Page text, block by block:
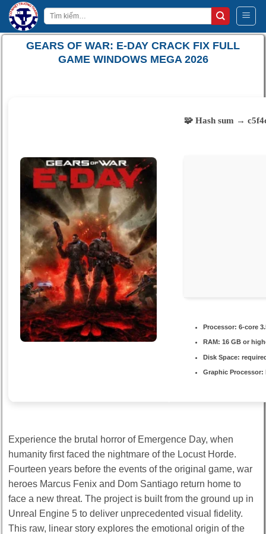
Bỏ
qua
nội
Tìm
kiếm:
GEARS OF WAR: E-DAY CRACK FIX FULL
GAME WINDOWS MEGA 2026
🧩 Hash sum →
Processor: 6-core
RAM: 16 GB or
Disk Space:
Graphic Processor:
Experience the brutal horror of Emergence Day, when
humanity first faced the nightmare of the Locust Horde.
Fourteen years before the events of the original game, war
heroes Marcus Fenix and Dom Santiago return home to
face a new threat. The project is built from the ground up in
Unreal Engine 5 to deliver unprecedented visual fidelity.
This raw, linear story explores the emotional origin of the